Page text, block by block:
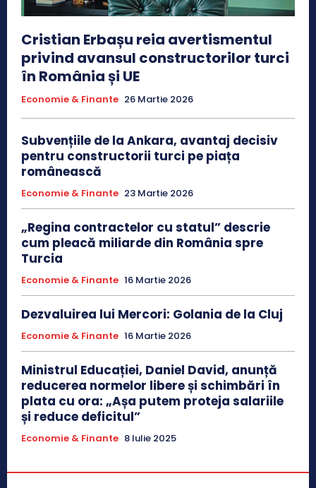
Cristian Erbașu reia avertismentul
privind avansul constructorilor turci
în România și UE
Economie & Finante 26 Martie 2026
Subvențiile de la Ankara, avantaj decisiv
pentru constructorii turci pe piața
românească
Economie & Finante 23 Martie 2026
„Regina contractelor cu statul” descrie
cum pleacă miliarde din România spre
Turcia
Economie & Finante 16 Martie 2026
Dezvaluirea lui Mercori: Golania de la Cluj
Economie & Finante 16 Martie 2026
Ministrul Educației, Daniel David, anunță
reducerea normelor libere și schimbări în
plata cu ora: „Așa putem proteja salariile
și reduce deficitul”
Economie & Finante 8 Iulie 2025